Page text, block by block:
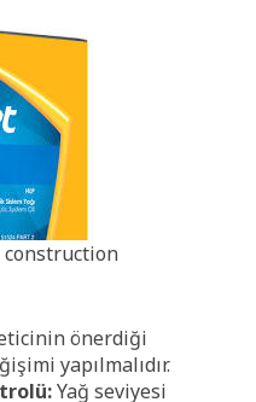
construction
önerdiği
yapılmalıdır.
Yağ seviyesi